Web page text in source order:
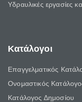
Υδραυλικές εργασίες
Κατάλογοι
Επαγγελματικός
Ονομαστικός
Κατάλογος Δημοσίου